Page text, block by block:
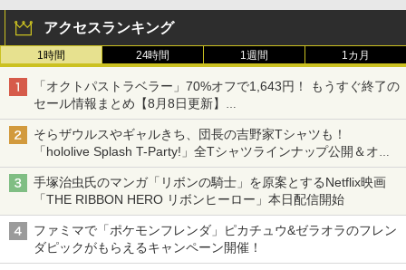
アクセスランキング
1時間 24時間 1週間 1カ月
「オクトパストラベラー」70%オフで1,643円！ もうすぐ終了の
セール情報まとめ【8月8日更新】
ニンテンドーeショップでは「大神 絶景版」が67%オフで990円
そらザウルスやギャルきち、団長の吉野家Tシャツも！
「hololive Splash T-Party!」全Tシャツラインナップ公開＆オン
ライン販売開始
手塚治虫氏のマンガ「リボンの騎士」を原案とするNetflix映画
「THE RIBBON HERO リボンヒーロー」本日配信開始
ファミマで「ポケモンフレンダ」ピカチュウ&ゼラオラのフレン
ダピックがもらえるキャンペーン開催！